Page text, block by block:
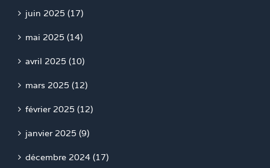
juin 2025 (17)
mai 2025 (14)
avril 2025 (10)
mars 2025 (12)
février 2025 (12)
janvier 2025 (9)
décembre 2024 (17)